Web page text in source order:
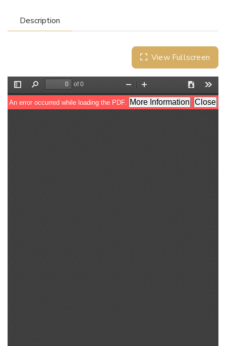
Description
View Fullscreen